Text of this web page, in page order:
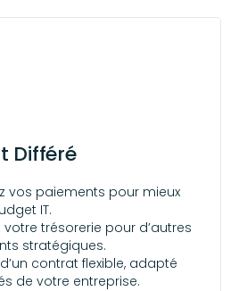
Différé
vos paiements pour mieux
IT.
votre trésorerie pour d’autres
stratégiques.
contrat flexible, adapté
de votre entreprise.